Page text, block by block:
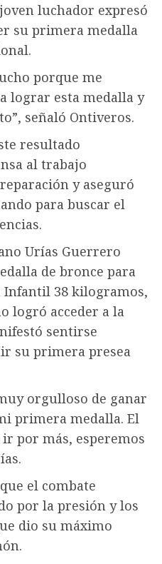
luchador expresó
su primera medalla
porque me
lograr esta medalla y
señaló Ontiveros.
resultado
al trabajo
y aseguró
para buscar el
Urías Guerrero
de bronce para
Infantil 38 kilogramos,
logró acceder a la
sentirse
su primera presea
orgulloso de ganar
primera medalla. El
por más, esperemos
el combate
por la presión y los
dio su máximo